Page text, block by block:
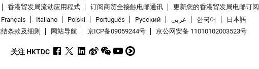
香港贸发局流动应用程式 订阅商贸全接触电邮通讯
更新您的香港贸发局电邮订阅
Français Italiano Polski Português Pусский عربى 한국어
日本語
条款及细则 网站导航 京ICP备09059244号 京公网安备 11010102003523号
关注 HKTDC